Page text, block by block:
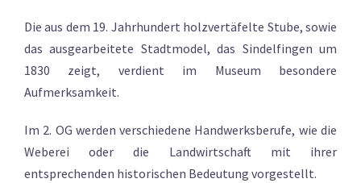
Die aus dem 19. Jahrhundert holzvertäfelte Stube, sowie
das ausgearbeitete Stadtmodel, das Sindelfingen um
1830 zeigt, verdient im Museum besondere
Aufmerksamkeit.
Im 2. OG werden verschiedene Handwerksberufe, wie die
Weberei oder die Landwirtschaft mit ihrer
entsprechenden historischen Bedeutung vorgestellt.